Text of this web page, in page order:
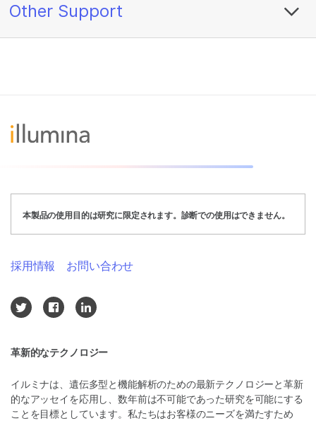
Other Support
本製品の使用目的は研究に限定されます。診断での使用はできません。
革新的なテクノロジー
イルミナは、遺伝多型と機能解析のための最新テクノロジーと革新
的なアッセイを応用し、数年前は不可能であった研究を可能にする
ことを目標としています。私たちはお客様のニーズを満たすため
採用情報 お問い合わせ